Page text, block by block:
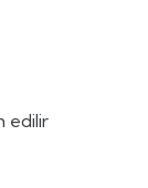
edilir